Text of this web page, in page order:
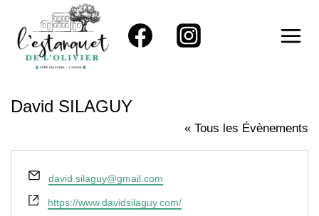
contenu
David SILAGUY
« Tous les Évènements
Email
david.silaguy@gmail.com
Site
https://www.davidsilaguy.com/